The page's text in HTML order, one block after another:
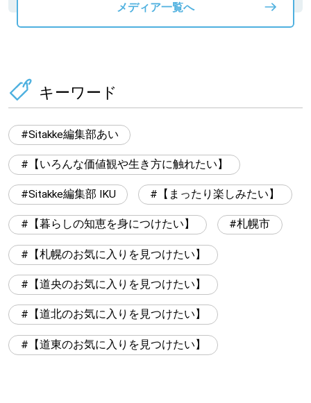
メディア一覧へ
キーワード
Sitakke編集部あい
【いろんな価値観や生き方に触れたい】
Sitakke編集部 IKU 【まったり楽しみたい】
【暮らしの知恵を身につけたい】 札幌市
【札幌のお気に入りを見つけたい】
【道央のお気に入りを見つけたい】
【道北のお気に入りを見つけたい】
【道東のお気に入りを見つけたい】